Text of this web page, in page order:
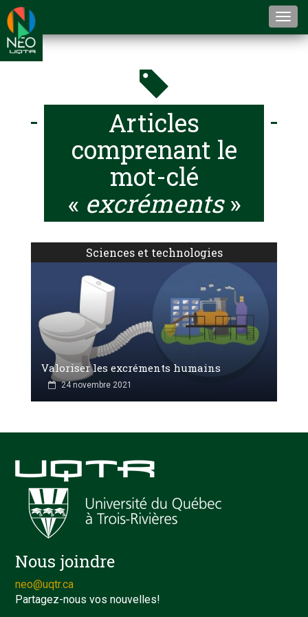
Articles
comprenant le
mot-clé
« excréments»
Sciences et technologies
Valoriser les excréments humains
24 novembre 2021
Nous joindre
neo@uqtr.ca
Partagez-nous vos nouvelles!